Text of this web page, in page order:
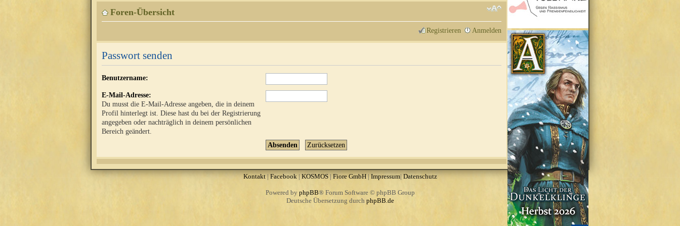
Foren-Übersicht
Registrieren Anmelden
Passwort senden
Benutzername:
E-Mail-Adresse:
Du musst die E-Mail-Adresse angeben, die in deinem
Profil hinterlegt ist. Diese hast du bei der Registrierung
angegeben oder nachträglich in deinem persönlichen
Bereich geändert.
Kontakt|Facebook | KOSMOS| Fiore GmbH| Impressum| Datenschutz
Powered by phpBB® Forum Software © phpBB Group
Deutsche Übersetzung durch phpBB.de